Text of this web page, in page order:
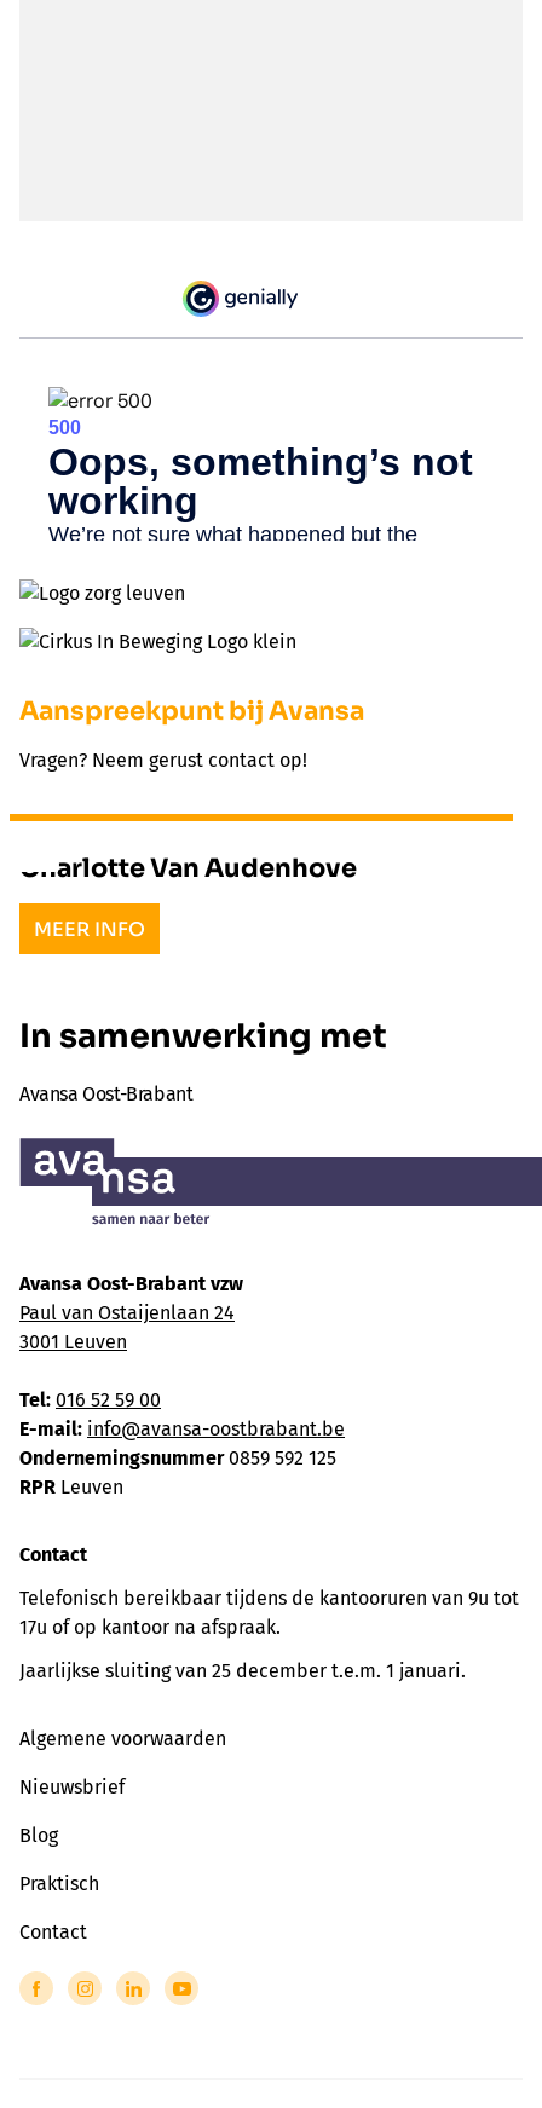
Aanspreekpunt bij Avansa
Vragen? Neem gerust contact op!
Charlotte Van Audenhove
MEER INFO
In samenwerking met
Avansa Oost-Brabant
Avansa Oost-Brabant vzw
Paul van Ostaijenlaan 24
3001 Leuven
Tel: 016 52 59 00
E-mail: info@avansa-oostbrabant.be
Ondernemingsnummer0859 592 125
RPR Leuven
Contact
Telefonisch bereikbaar tijdens de kantooruren van 9u tot
17u of op kantoor na afspraak.
Jaarlijkse sluiting van 25 december t.e.m. 1 januari.
Algemene voorwaarden
Nieuwsbrief
Blog
Praktisch
Contact